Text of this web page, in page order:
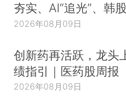
夯实、AI“追光”、韩
2026年08月09日
创新药再活跃，龙头
绩指引｜医药股周报
2026年08月09日